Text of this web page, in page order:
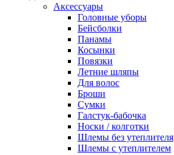
Аксессуары
Головные уборы
Бейсболки
Панамы
Косынки
Повязки
Летние шляпы
Для волос
Броши
Сумки
Галстук-бабочка
Носки / колготки
Шлемы без утеплителя
Шлемы с утеплителем